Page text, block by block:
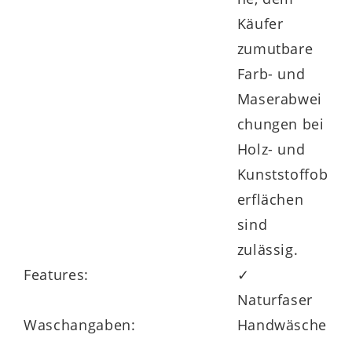
Käufer
zumutbare
Farb- und
Maserabwei
chungen bei
Holz- und
Kunststoffob
erflächen
sind
zulässig.
Features:
✓
Naturfaser
Waschangaben:
Handwäsche